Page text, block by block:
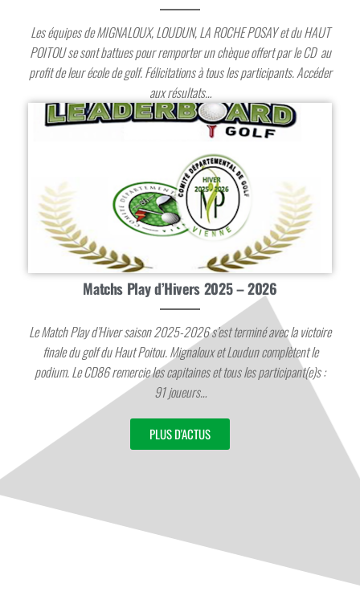
Les équipes de MIGNALOUX, LOUDUN, LA ROCHE POSAY et du HAUT
POITOU se sont battues pour remporter un chèque offert par le CD au
profit de leur école de golf. Félicitations à tous les participants. Accéder
aux résultats…
Matchs Play d’Hivers 2025 – 2026
Le Match Play d’Hiver saison 2025-2026 s’est terminé avec la victoire
finale du golf du Haut Poitou. Mignaloux et Loudun complètent le
podium. Le CD86 remercie les capitaines et tous les participant(e)s :
91 joueurs…
PLUS D'ACTUS